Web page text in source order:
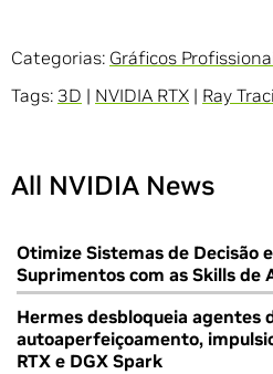
Categorias: Gráficos
Tags: 3D | NVIDIA RTX | Ray
All NVIDIA News
Otimize Sistemas de Decisão
Suprimentos com as Skills de
Hermes desbloqueia agentes
autoaperfeiçoamento,
RTX e DGX Spark